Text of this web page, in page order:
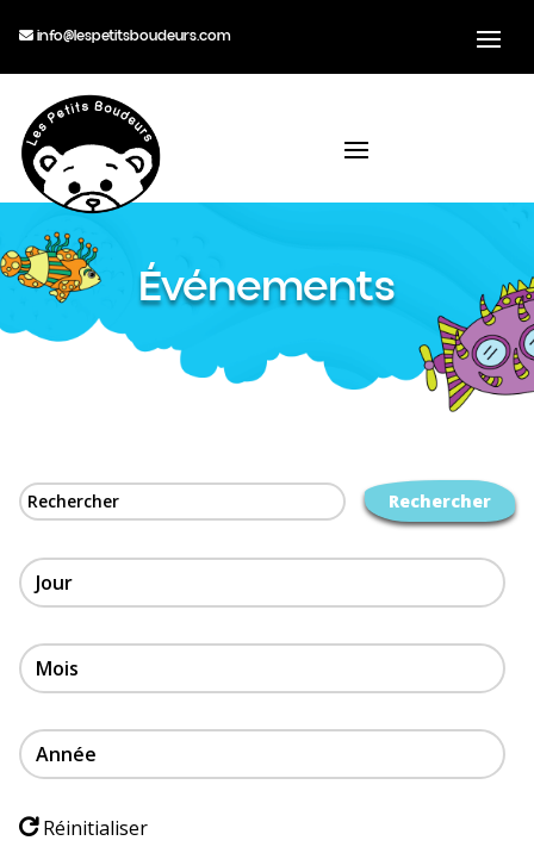
info@lespetitsboudeurs.com
Événements
Rechercher
Jour
Mois
Année
Réinitialiser